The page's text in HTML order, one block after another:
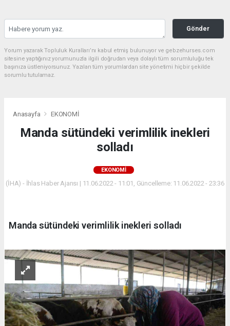
Gönder
Yorum yazarak Topluluk Kuralları’nı kabul etmiş bulunuyor ve gebzehurses.com
sitesine yaptığınız yorumunuzla ilgili doğrudan veya dolaylı tüm sorumluluğu tek
başınıza üstleniyorsunuz. Yazılan tüm yorumlardan site yönetimi hiçbir şekilde
sorumlu tutulamaz.
Anasayfa EKONOMİ
Manda sütündeki verimlilik inekleri
solladı
EKONOMİ
(İHA) - İhlas Haber Ajansı | 11.06.2022 - 11:01, Güncelleme: 11.06.2022 - 23:36
Manda sütündeki verimlilik inekleri solladı